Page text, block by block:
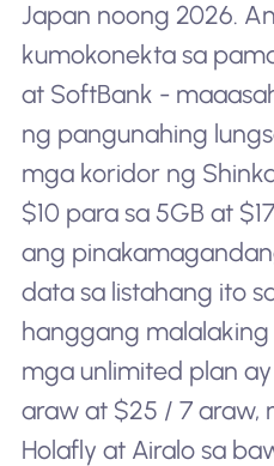
Japan noong 2026.
kumokonekta sa
at SoftBank -
ng pangunahing
mga koridor ng
$10 para sa 5GB at
ang
data sa listahang ito
hanggang
mga unlimited plan ay
araw at $25 / 7 araw,
Holafly at Airalo sa